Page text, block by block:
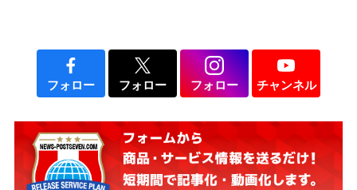
フォロー フォロー フォロー チャンネル